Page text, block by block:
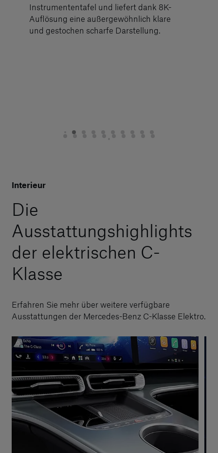
Instrumententafel und liefert dank 8K-
Auflösung eine außergewöhnlich klare
und gestochen scharfe Darstellung.
Interieur
Die
Ausstattungshighlights
der elektrischen C-
Klasse
Erfahren Sie mehr über weitere verfügbare
Ausstattungen der Mercedes-Benz C-Klasse Elektro.